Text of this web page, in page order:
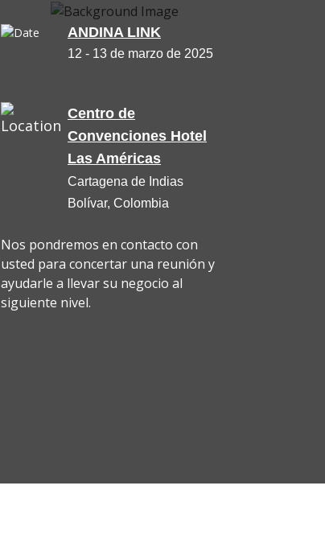
ANDINA LINK
12 - 13 de marzo de 2025
Centro de
Convenciones Hotel
Las Américas
Cartagena de Indias
Bolívar, Colombia
Nos pondremos en contacto con
usted para concertar una reunión y
ayudarle a llevar su negocio al
siguiente nivel.